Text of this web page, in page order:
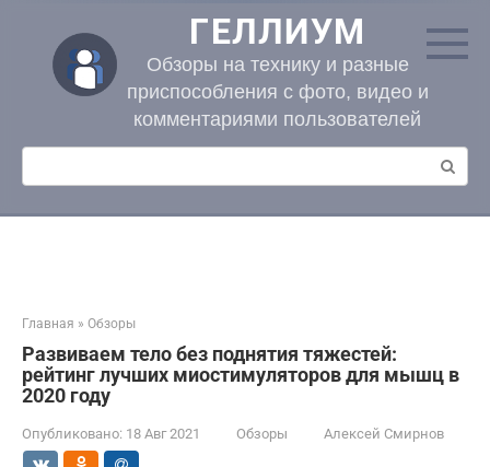
контенту
ГЕЛЛИУМ
Обзоры на технику и разные
приспособления с фото, видео и
комментариями пользователей
Поиск:
Главная » Обзоры
Развиваем тело без поднятия тяжестей:
рейтинг лучших миостимуляторов для мышц в
2020 году
Опубликовано: 18 Авг 2021 Обзоры Алексей Смирнов